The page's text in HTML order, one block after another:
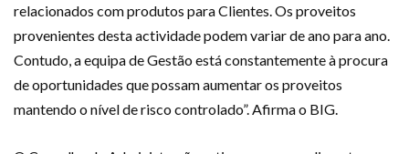
relacionados com produtos para Clientes. Os proveitos
provenientes desta actividade podem variar de ano para ano.
Contudo, a equipa de Gestão está constantemente à procura
de oportunidades que possam aumentar os proveitos
mantendo o nível de risco controlado”. Afirma o BIG.